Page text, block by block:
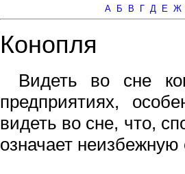
А Б В Г Д Е Ж
Конопля
Видеть во сне
предприятиях,
видеть во сне, что,
означает неизбежную